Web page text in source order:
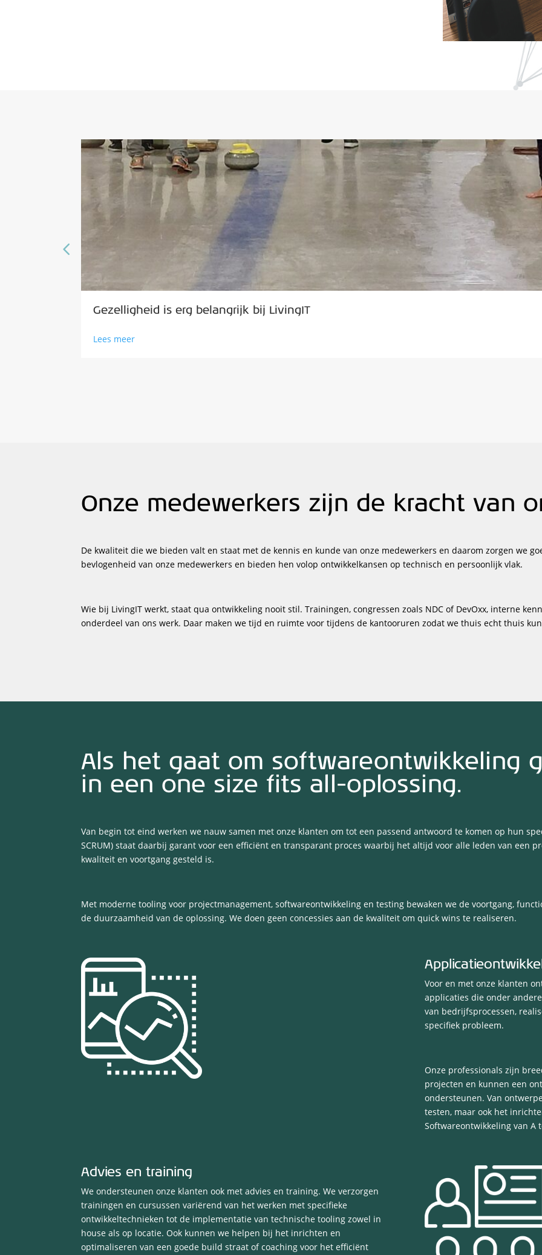
Gezelligheid is erg belangrijk bij LivingIT
Lees meer
Onze medewerkers zijn de kracht van
De kwaliteit die we bieden valt en staat met de kennis en kunde van onze medewerkers en daarom zorgen we
bevlogenheid van onze medewerkers en bieden hen volop ontwikkelkansen op technisch en persoonlijk vlak.
Wie bij LivingIT werkt, staat qua ontwikkeling nooit stil. Trainingen, congressen zoals NDC of DevOxx, interne
onderdeel van ons werk. Daar maken we tijd en ruimte voor tijdens de kantooruren zodat we thuis echt thuis
Als het gaat om softwareontwikkeling
in een one size fits all-oplossing.
Van begin tot eind werken we nauw samen met onze klanten om tot een passend antwoord te komen op hun
SCRUM) staat daarbij garant voor een efficiënt en transparant proces waarbij het altijd voor alle leden van een
kwaliteit en voortgang gesteld is.
Met moderne tooling voor projectmanagement, softwareontwikkeling en testing bewaken we de voortgang,
de duurzaamheid van de oplossing. We doen geen concessies aan de kwaliteit om quick wins te realiseren.
Voor en met onze klanten
applicaties die onder
van bedrijfsprocessen,
specifiek probleem.
Onze professionals zijn
projecten en kunnen een
ondersteunen. Van
testen, maar ook het
Softwareontwikkeling van A
Advies en training
We ondersteunen onze klanten ook met advies en training. We verzorgen
trainingen en cursussen variërend van het werken met specifieke
ontwikkeltechnieken tot de implementatie van technische tooling zowel in
house als op locatie. Ook kunnen we helpen bij het inrichten en
optimaliseren van een goede build straat of coaching voor het efficiënt